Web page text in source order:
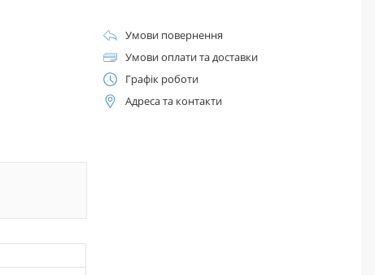
Умови повернення
Умови оплати та доставки
Графік роботи
Адреса та контакти